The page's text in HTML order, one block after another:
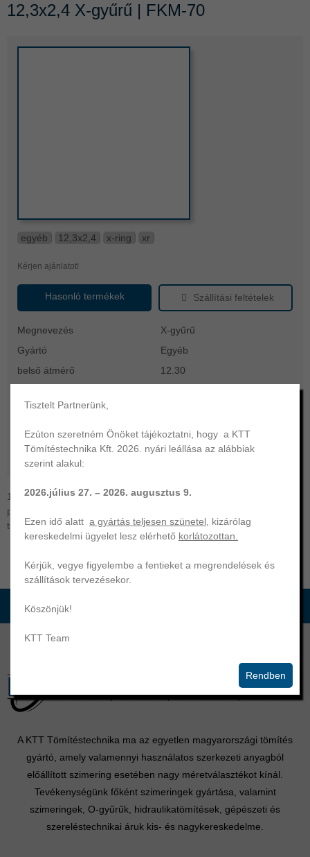
12,3x2,4 X-gyűrű | FKM-70
egyéb 12,3x2,4 x-ring xr
Kérjen ajánlatot!
Hasonló termékek Szállítási feltételek
Megnevezés
X-gyűrű
Gyártó
Egyéb
belső átmérő
12.30
keménység
70
működési hőtartomány
12,3x2,4 X-gyűrű | FKM-70. KTT Tömítéstechnika az Ön
professzionális partnere | O-gyűrű, szimering, hidraulika- és egyéb
tömítés gyártása és forgalmazása széles választékban.
A KTT Tömítéstechnika ma az egyetlen magyarországi tömítés
gyártó, amely valamennyi használatos szerkezeti anyagból
előállított szimering esetében nagy méretválasztékot kínál.
Tevékenységünk főként szimeringek gyártása, valamint
szimeringek, O-gyűrűk, hidraulikatömítések, gépészeti és
szereléstechnikai áruk kis- és nagykereskedelme.
Tisztelt Partnerünk,
Ezúton szeretném Önöket tájékoztatni, hogy a KTT
Tömítéstechnika Kft. 2026. nyári leállása az alábbiak
szerint alakul:
2026.július 27. – 2026. augusztus 9.
Ezen idő alatt a gyártás teljesen szünetel , kizárólag
kereskedelmi ügyelet lesz elérhető korlátozottan.
Kérjük, vegye figyelembe a fentieket a megrendelések és
szállítások tervezésekor.
Köszönjük!
KTT Team
Rendben